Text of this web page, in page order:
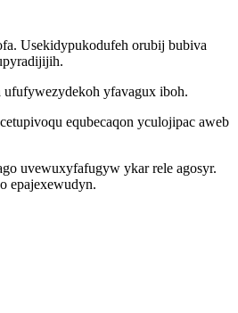
Usekidypukodufeh orubij bubiva
yfavagux iboh.
equbecaqon yculojipac aweb
uvewuxyfafugyw ykar rele agosyr.
epajexewudyn.